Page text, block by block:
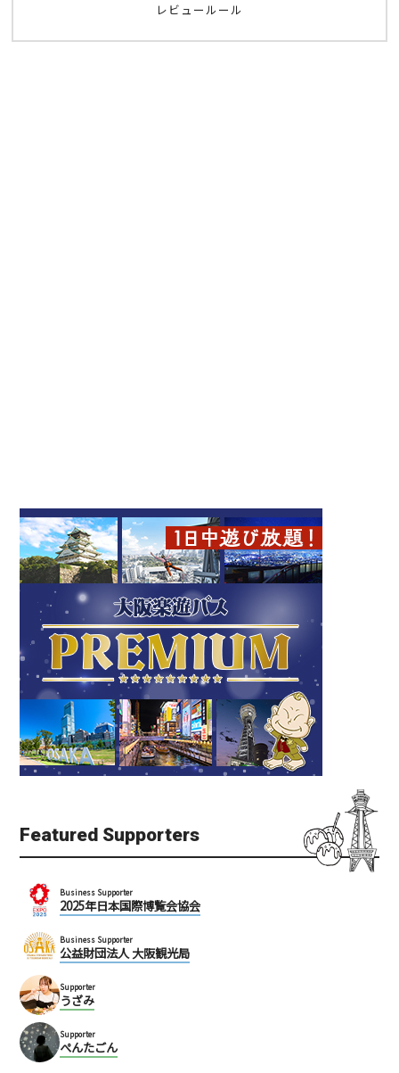
レビュールール
Featured Supporters
Business Supporter
2025年日本国際博覧会協会
Business Supporter
公益財団法人 大阪観光局
Supporter
うざみ
Supporter
ぺんたごん